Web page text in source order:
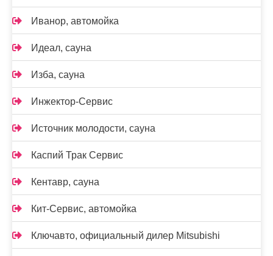
Иванор, автомойка
Идеал, сауна
Изба, сауна
Инжектор-Сервис
Источник молодости, сауна
Каспий Трак Сервис
Кентавр, сауна
Кит-Сервис, автомойка
Ключавто, официальный дилер Mitsubishi